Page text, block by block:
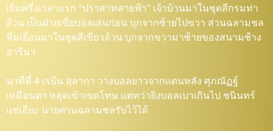
เริ่มครึ่งเวลาแรก “ปราสาทสายฟ้า” เจ้าบ้านมาในชุดสีกรมท่า
ล้วน เป็นฝ่ายเขี่ยบอลเล่นก่อน บุกจากซ้ายไปขวา ส่วนฉลามชล
ทีมเยือนมาในชุดสีเขียวล้วน บุกจากขวามาซ้ายของสนามช้าง
อารีนา
นาทีที่ 4 เรบิน สุลากา วางบอลยาวจากแดนหลัง ศุภณัฏฐ์
เหมือนตา หลุดเข้าเขตโทษ แต่ทว่ายิงบอลเบาเกินไป ชนินทร์
แซ่เอียะ นายด่านฉลามชลรับไว้ได้